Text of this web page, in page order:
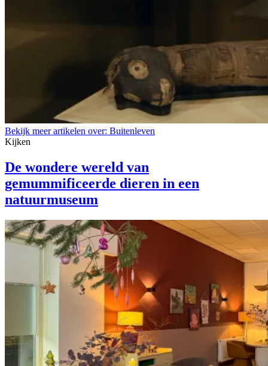
Bekijk meer artikelen over: Buitenleven
Kijken
De wondere wereld van
gemummificeerde dieren in een
natuurmuseum